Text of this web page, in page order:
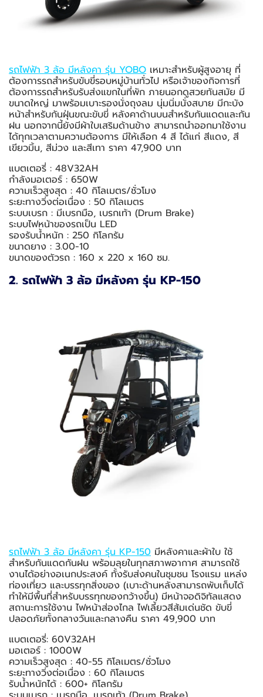
รถไฟฟ้า 3 ล้อ มีหลังคา รุ่น YOBO เหมาะสำหรับผู้สูงอายุ ที่
ต้องการรถสำหรับขับขี่รอบหมู่บ้านทั่วไป หรือเจ้าของกิจการที่
ต้องการรถสำหรับรับส่งแขกในที่พัก ภายนอกดูสวยทันสมัย มี
ขนาดใหญ่ มาพร้อมเบาะรองนั่งถุงลม นุ่มนิ่มนั่งสบาย มีกะบัง
หน้าสำหรับกันฝุ่นขณะขับขี่ หลังคาด้านบนสำหรับกันแดดและกัน
ฝน นอกจากนี้ยังมีผ้าใบเสริมด้านข้าง สามารถนำออกมาใช้งาน
ได้ทุกเวลาตามความต้องการ มีให้เลือก 4 สี ได้แก่ สีแดง, สี
เขียวมิ้น, สีม่วง และสีเทา ราคา 47,900 บาท
แบตเตอรี่ : 48V32AH
กำลังมอเตอร์ : 650W
ความเร็วสูงสุด : 40 กิโลเมตร/ชั่วโมง
ระยะทางวิ่งต่อเนื่อง : 50 กิโลเมตร
ระบบเบรก : มีเบรกมือ, เบรกเท้า (Drum Brake)
ระบบไฟหน้าของรถเป็น LED
รองรับน้ำหนัก : 250 กิโลกรัม
ขนาดยาง : 3.00-10
ขนาดของตัวรถ : 160 x 220 x 160 ซม.
2. รถไฟฟ้า 3 ล้อ มีหลังคา รุ่น KP-150
รถไฟฟ้า 3 ล้อ มีหลังคา รุ่น KP-150 มีหลังคาและผ้าใบ ใช้
สำหรับกันแดดกันฝน พร้อมลุยในทุกสภาพอากาศ สามารถใช้
งานได้อย่างอเนกประสงค์ ทั้งรับส่งคนในชุมชน โรงแรม แหล่ง
ท่องเที่ยว และบรรทุกสิ่งของ (เบาะด้านหลังสามารถพับเก็บได้
ทำให้มีพื้นที่สำหรับบรรทุกของกว้างขึ้น) มีหน้าจอดิจิทัลแสดง
สถานะการใช้งาน ไฟหน้าส่องไกล ไฟเลี้ยวสีส้มเด่นชัด ขับขี่
ปลอดภัยทั้งกลางวันและกลางคืน ราคา 49,900 บาท
แบตเตอรี่: 60V32AH
มอเตอร์ : 1000W
ความเร็วสูงสุด : 40-55 กิโลเมตร/ชั่วโมง
ระยะทางวิ่งต่อเนื่อง : 60 กิโลเมตร
รับน้ำหนักได้ : 600+ กิโลกรัม